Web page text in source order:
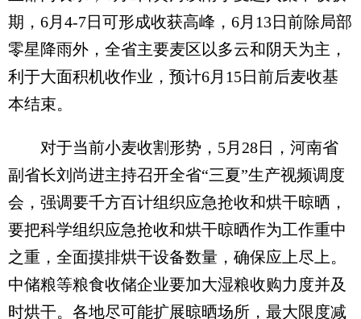
期，6月4-7日可形成收获高峰，6月13日前除局部
零星降雨外，全省主要麦区以多云和阴天为主，
利于大面积机收作业，预计6月15日前后麦收基
本结束。
对于当前小麦收割形势，5月28日，河南省
副省长刘尚进主持召开全省“三夏”生产视频调度
会，强调要千方百计组织应急抢收和烘干晾晒，
要把科学组织应急抢收和烘干晾晒作为工作重中
之重，全面摸排烘干设备数量，确保应上尽上。
中储粮等粮食收储企业要加大湿粮收购力度并及
时烘干。各地尽可能扩展晾晒场所，最大限度减